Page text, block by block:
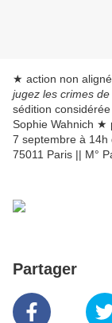
★ action non
jugez les crimes de
sédition
Sophie Wahnich ★
7 septembre à
75011 Paris || M°
Partager